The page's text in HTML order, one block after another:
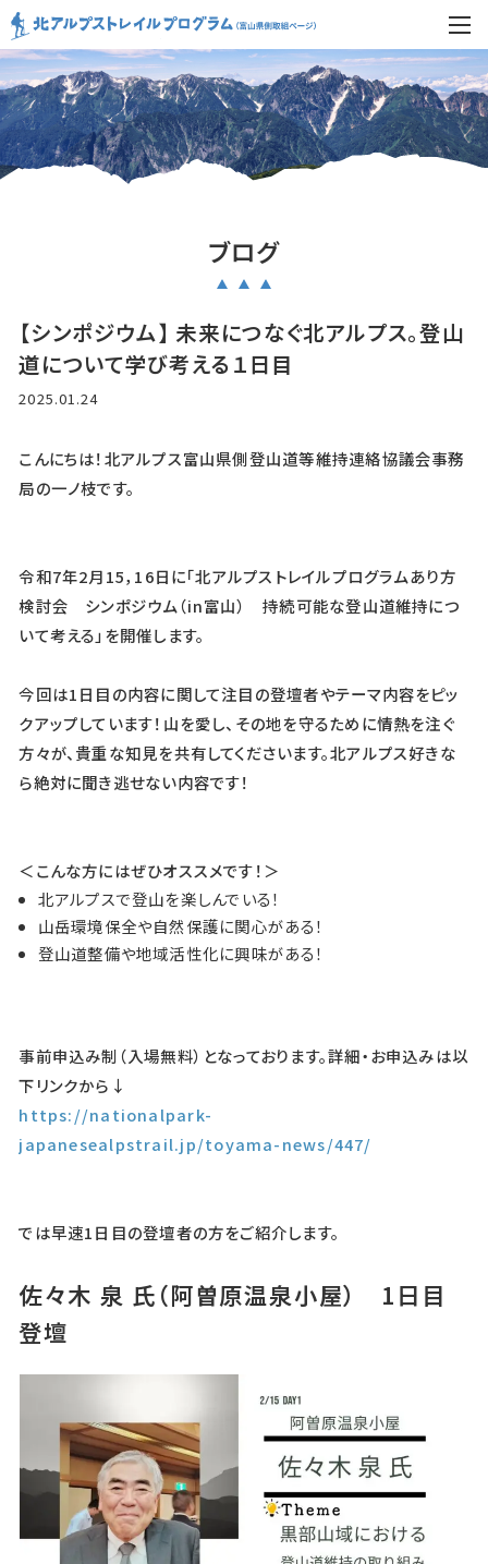
ブログ
【シンポジウム】 未来につなぐ北アルプス。登山
道について学び考える１日目
2025.01.24
こんにちは！北アルプス富山県側登山道等維持連絡協議会事務
局の一ノ枝です。
令和7年2月15，16日に「北アルプストレイルプログラムあり方
検討会 シンポジウム（in富山） 持続可能な登山道維持につ
いて考える」を開催します。
今回は1日目の内容に関して注目の登壇者やテーマ内容をピッ
クアップしています！山を愛し、その地を守るために情熱を注ぐ
方々が、貴重な知見を共有してくださいます。北アルプス好きな
ら絶対に聞き逃せない内容です！
＜こんな方にはぜひオススメです！＞
北アルプスで登山を楽しんでいる！
山岳環境保全や自然保護に関心がある！
登山道整備や地域活性化に興味がある！
事前申込み制（入場無料）となっております。詳細・お申込みは以
下リンクから↓
https://nationalpark-
japanesealpstrail.jp/toyama-news/447/
では早速1日目の登壇者の方をご紹介します。
佐々木 泉 氏（阿曽原温泉小屋） 1日目
登壇